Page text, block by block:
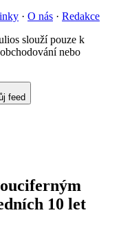
· O nás · Redakce
slouží pouze k
nebo
feed
10 let